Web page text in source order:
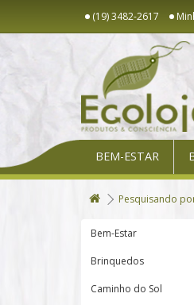
(19) 3482-2617
BEM-ESTAR
Pesquisando
Bem-Estar
Brinquedos
Caminho do Sol